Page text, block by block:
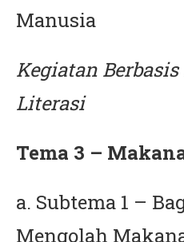
Manusia
Kegiatan
Literasi
Tema 3 –
a. Subtema 1 –
Mengolah